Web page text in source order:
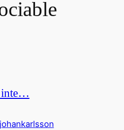
inte…